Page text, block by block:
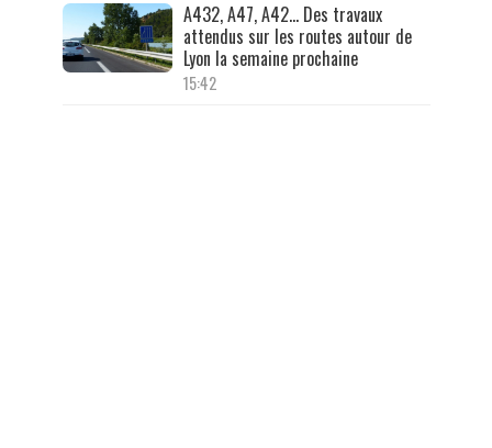
A432, A47, A42… Des travaux
attendus sur les routes autour de
Lyon la semaine prochaine
15:42